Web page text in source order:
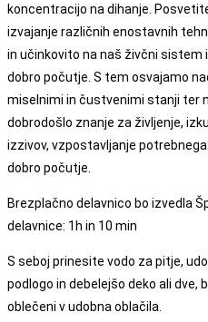
koncentracijo na dihanje.
izvajanje različnih enostavnih
in učinkovito na naš živčni sistem
dobro počutje. S tem osvajamo
miselnimi in čustvenimi stanji ter
dobrodošlo znanje za življenje,
izzivov, vzpostavljanje
dobro počutje.
Brezplačno delavnico bo izvedla
delavnice: 1h in 10 min
S seboj prinesite vodo za pitje,
podlogo in debelejšo deko ali dve,
oblečeni v udobna oblačila.